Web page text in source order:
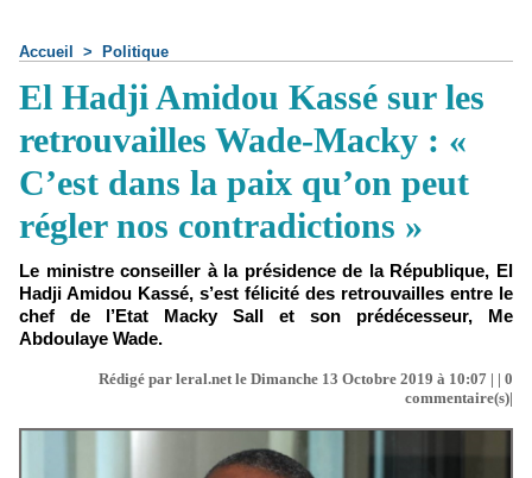
Accueil > Politique
El Hadji Amidou Kassé sur les
retrouvailles Wade-Macky : «
C’est dans la paix qu’on peut
régler nos contradictions »
Le ministre conseiller à la présidence de la République, El
Hadji Amidou Kassé, s’est félicité des retrouvailles entre le
chef de l’Etat Macky Sall et son prédécesseur, Me
Abdoulaye Wade.
Rédigé par leral.net le Dimanche 13 Octobre 2019 à 10:07 | | 0
commentaire(s)|